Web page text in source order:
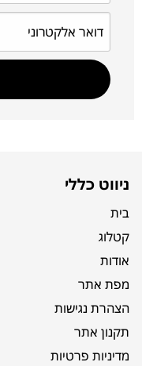
ניווט כללי
בית
קטלוג
אודות
מפת אתר
הצהרת נגישות
תקנון אתר
מדיניות פרטיות